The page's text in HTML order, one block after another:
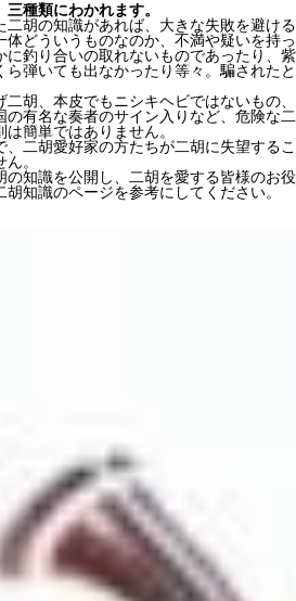
種類にわかれます。
二胡の知識があれば、大きな失敗を避け
体どういうものなのか、不満や疑いを持
に釣り合いの取れないものであったり、
ら弾いても出なかったり等々。騙された
二胡、本皮でもニシキヘビではないもの
の有名な奏者のサイン入りなど、危険な
簡単ではありません。
、二胡愛好家の方たちが二胡に失望する
。
の知識を公開し、二胡を愛する皆様のお
知識のページを参考にしてください。